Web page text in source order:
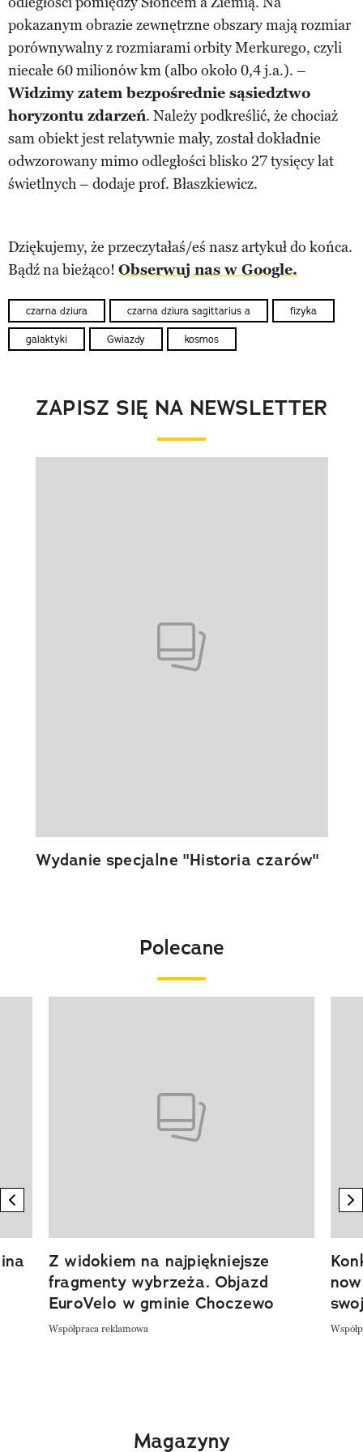
pokazanym obrazie zewnętrzne obszary mają rozmiar
porównywalny z rozmiarami orbity Merkurego, czyli
niecałe 60 milionów km (albo około 0,4 j.a.). –
Widzimy zatem bezpośrednie sąsiedztwo
horyzontu zdarzeń. Należy podkreślić, że chociaż
sam obiekt jest relatywnie mały, został dokładnie
odwzorowany mimo odległości blisko 27 tysięcy lat
świetlnych – dodaje prof. Błaszkiewicz.
Dziękujemy, że przeczytałaś/eś nasz artykuł do końca.
Bądź na bieżąco! Obserwuj nas w Google.
czarna dziura czarna dziura sagittarius a fizyka
galaktyki Gwiazdy kosmos
ZAPISZ SIĘ NA NEWSLETTER
Wydanie specjalne "Historia czarów"
Polecane
previous element
Z widokiem na najpiękniejsze
fragmenty wybrzeża. Objazd
EuroVelo w gminie Choczewo
Współpraca reklamowa
Magazyny